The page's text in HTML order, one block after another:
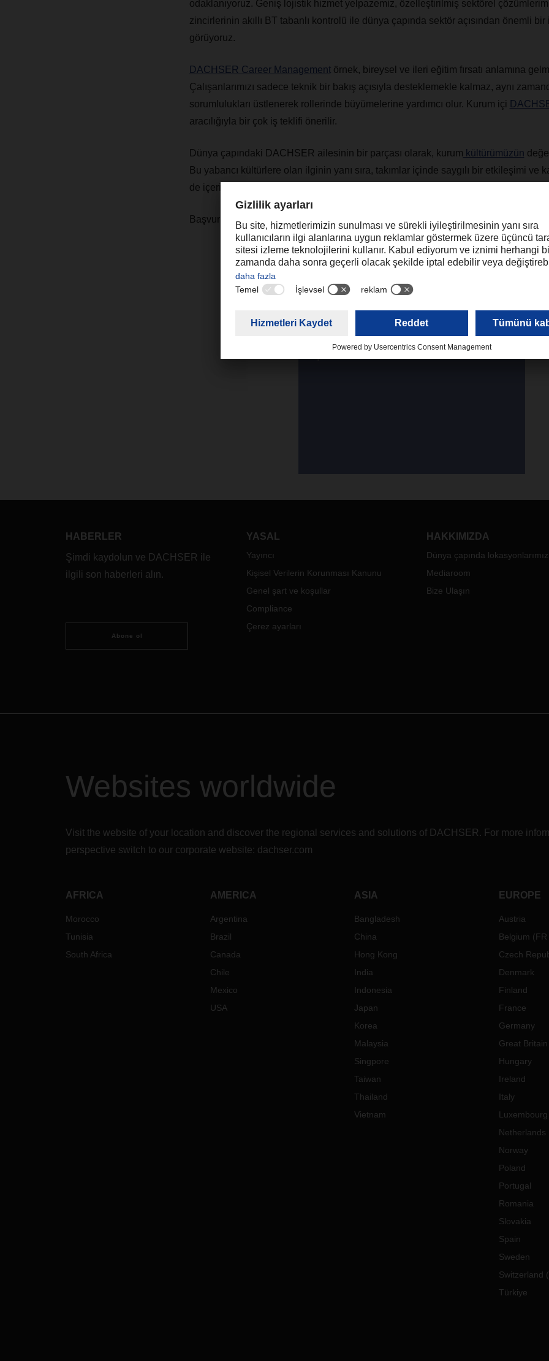
odaklanıyoruz. Geniş lojistik hizmet yelpazemiz, özelleştirilmiş sektörel
zincirlerinin akıllı BT tabanlı kontrolü ile dünya çapında sektör açısından önemli
görüyoruz.
DACHSER Career Managementörnek, bireysel ve ileri eğitim fırsatı anlamına
Çalışanlarımızı sadece teknik bir bakış açısıyla desteklemekle kalmaz, aynı
sorumlulukları üstlenerek rollerinde büyümelerine yardımcı olur. Kurum içi
aracılığıyla bir çok iş teklifi önerilir.
Dünya çapındaki DACHSER ailesinin bir parçası olarak, kurum kültürümüzün
Bu yabancı kültürlere olan ilginin yanı sıra, takımlar içinde saygılı bir etkileşimi ve
de içerir.
Başvurularınızı bekliyoruz.
DACHSER'deki kariyer fırsatlarını
İş olanakları
HABERLER
Şimdi kaydolun ve DACHSER ile
ilgili son haberleri alın.
Abone ol
YASAL
Yayıncı
Kişisel Verilerin Korunması Kanunu
Genel şart ve koşullar
Compliance
Çerez ayarları
HAKKIMIZDA
Dünya çapında lokasyonlarımız
Mediaroom
Bize Ulaşın
Websites worldwide
Visit the website of your location and discover the regional services and solutions of DACHSER. For more
perspective switch to our corporate website: dachser.com
AFRICA
Morocco
Tunisia
South Africa
AMERICA
Argentina
Brazil
Canada
Chile
Mexico
USA
ASIA
Bangladesh
China
Hong Kong
India
Indonesia
Japan
Korea
Malaysia
Singpore
Taiwan
Thailand
Vietnam
EUROPE
Austria
Belgium (FR
Czech
Denmark
Finland
France
Germany
Great Britain
Hungary
Ireland
Italy
Luxembourg
Netherlands
Norway
Poland
Portugal
Romania
Slovakia
Spain
Sweden
Switzerland (
Türkiye